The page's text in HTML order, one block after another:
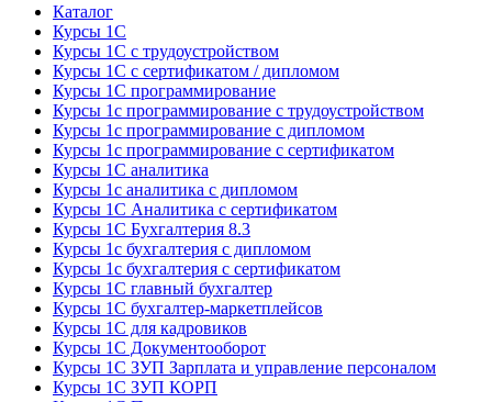
Каталог
Курсы 1С
Курсы 1С с трудоустройством
Курсы 1С с сертификатом / дипломом
Курсы 1С программирование
Курсы 1с программирование с трудоустройством
Курсы 1с программирование с дипломом
Курсы 1с программирование с сертификатом
Курсы 1С аналитика
Курсы 1с аналитика с дипломом
Курсы 1С Аналитика с сертификатом
Курсы 1С Бухгалтерия 8.3
Курсы 1с бухгалтерия с дипломом
Курсы 1с бухгалтерия с сертификатом
Курсы 1С главный бухгалтер
Курсы 1С бухгалтер-маркетплейсов
Курсы 1С для кадровиков
Курсы 1С Документооборот
Курсы 1С ЗУП Зарплата и управление персоналом
Курсы 1С ЗУП КОРП